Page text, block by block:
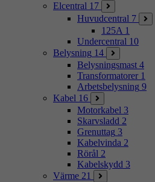
Elcentral 17
Huvudcentral 7
125A 1
Undercentral 10
Belysning 14
Belysningsmast 4
Transformatorer 1
Arbetsbelysning 9
Kabel 16
Motorkabel 3
Skarvsladd 2
Grenuttag 3
Kabelvinda 2
Rörål 2
Kabelskydd 3
Värme 21